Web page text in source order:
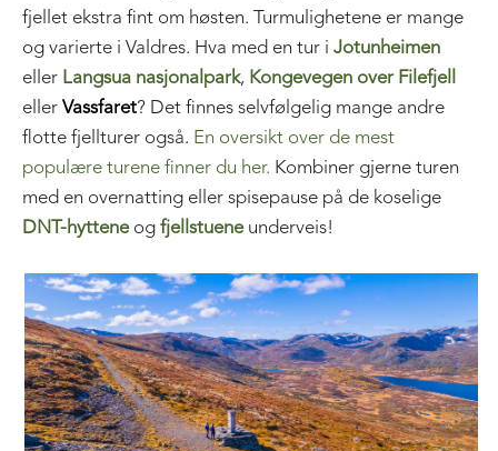
fjellet ekstra fint om høsten. Turmulighetene er mange
og varierte i Valdres. Hva med en tur i Jotunheimen
eller Langsua nasjonalpark, Kongevegen over Filefjell
eller Vassfaret? Det finnes selvfølgelig mange andre
flotte fjellturer også. En oversikt over de mest
populære turene finner du her. Kombiner gjerne turen
med en overnatting eller spisepause på de koselige
DNT-hytteneog fjellstueneunderveis!